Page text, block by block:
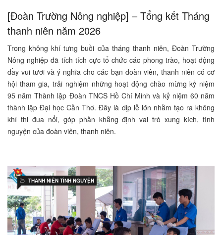
[Đoàn Trường Nông nghiệp] – Tổng kết Tháng
thanh niên năm 2026
Trong không khí tưng buồi của tháng thanh niên, Đoàn Trường
Nông nghiệp đã tích tích cực tổ chức các phong trào, hoạt động
đầy vui tươi và ý nghĩa cho các bạn đoàn viên, thanh niên có cơ
hội tham gia, trải nghiệm những hoạt động chào mừng kỷ niệm
95 năm Thành lập Đoàn TNCS Hồ Chí Minh và kỷ niệm 60 năm
thành lập Đại học Cần Thơ. Đây là dịp lễ lớn nhằm tạo ra không
khí thi đua nổi, góp phần khẳng định vai trò xung kích, tình
nguyện của đoàn viên, thanh niên.
THANH NIÊN TÌNH NGUYỆN